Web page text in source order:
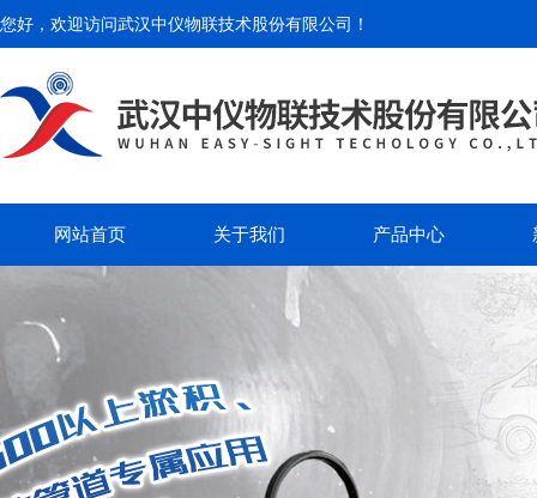
您好，欢迎访问武汉中仪物联技术股份有限公司 ！
网站首页 关于我们 产品中心